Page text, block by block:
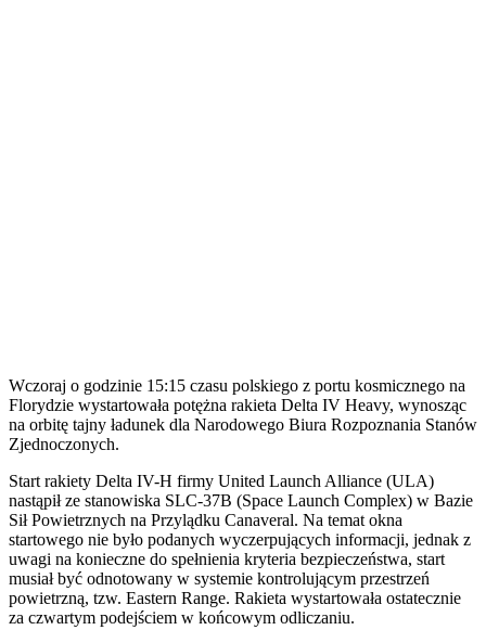
Wczoraj o godzinie 15:15 czasu polskiego z portu kosmicznego na
Florydzie wystartowała potężna rakieta Delta IV Heavy, wynosząc
na orbitę tajny ładunek dla Narodowego Biura Rozpoznania Stanów
Zjednoczonych.
Start rakiety Delta IV-H firmy United Launch Alliance (ULA)
nastąpił ze stanowiska SLC-37B (Space Launch Complex) w Bazie
Sił Powietrznych na Przylądku Canaveral. Na temat okna
startowego nie było podanych wyczerpujących informacji, jednak z
uwagi na konieczne do spełnienia kryteria bezpieczeństwa, start
musiał być odnotowany w systemie kontrolującym przestrzeń
powietrzną, tzw. Eastern Range. Rakieta wystartowała ostatecznie
za czwartym podejściem w końcowym odliczaniu.